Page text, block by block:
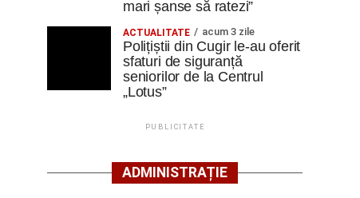
mari șanse să ratezi”
ACTUALITATE acum 3 zile
Polițiștii din Cugir le-au oferit
sfaturi de siguranță
seniorilor de la Centrul
„Lotus”
PUBLICITATE
ADMINISTRAȚIE